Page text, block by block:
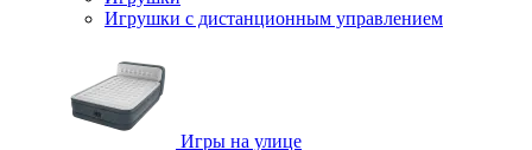
Игрушки c дистанционным управлением
Игры на улице